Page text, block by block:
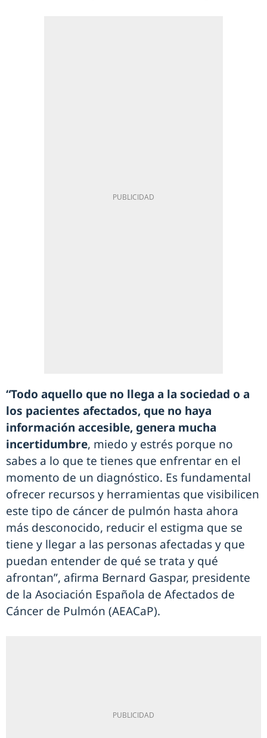
“Todo aquello que no llega a la sociedad o a
los pacientes afectados, que no haya
información accesible, genera mucha
incertidumbre, miedo y estrés porque no
sabes a lo que te tienes que enfrentar en el
momento de un diagnóstico. Es fundamental
ofrecer recursos y herramientas que visibilicen
este tipo de cáncer de pulmón hasta ahora
más desconocido, reducir el estigma que se
tiene y llegar a las personas afectadas y que
puedan entender de qué se trata y qué
afrontan”, afirma Bernard Gaspar, presidente
de la Asociación Española de Afectados de
Cáncer de Pulmón (AEACaP).